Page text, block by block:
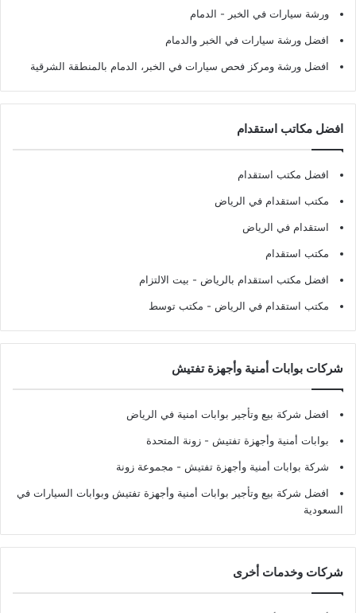
ورشة سيارات في الخبر - الدمام
افضل ورشة سيارات في الخبر والدمام
افضل ورشة ومركز فحص سيارات في الخبر، الدمام بالمنطقة الشرقية
افضل مكاتب استقدام
افضل مكتب استقدام
مكتب استقدام في الرياض
استقدام في الرياض
مكتب استقدام
افضل مكتب استقدام بالرياض - بيت الالتزام
مكتب استقدام في الرياض - مكتب توسط
شركات بوابات أمنية وأجهزة تفتيش
افضل شركة بيع وتأجير بوابات امنية في الرياض
بوابات أمنية وأجهزة تفتيش - زونة المتحدة
شركة بوابات أمنية وأجهزة تفتيش - مجموعة زونة
افضل شركة بيع وتأجير بوابات أمنية وأجهزة تفتيش وبوابات السيارات في
السعودية
شركات وخدمات أخرى